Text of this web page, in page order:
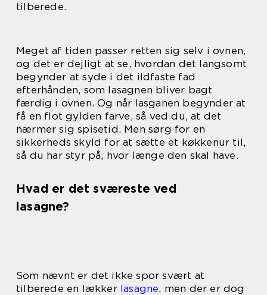
tilberede.
Meget af tiden passer retten sig selv i ovnen,
og det er dejligt at se, hvordan det langsomt
begynder at syde i det ildfaste fad
efterhånden, som lasagnen bliver bagt
færdig i ovnen. Og når lasganen begynder at
få en flot gylden farve, så ved du, at det
nærmer sig spisetid. Men sørg for en
sikkerheds skyld for at sætte et køkkenur til,
så du har styr på, hvor længe den skal have.
Hvad er det sværeste ved
lasagne?
Som nævnt er det ikke spor svært at
tilberede en lækker lasagne, men der er dog